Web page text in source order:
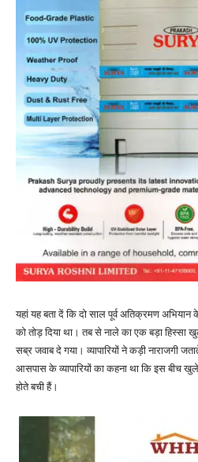
यहां यह बता दें कि दो साल पूर्व अतिक्रमण अभियान
को तोड़ दिया था। तब से नाले का एक बड़ा हिस्सा
सब्र जवाब दे गया। व्यापारियों ने कड़ी नाराजगी
आसपास के व्यापारियों का कहना था कि इस बीच
होते बची हैं।